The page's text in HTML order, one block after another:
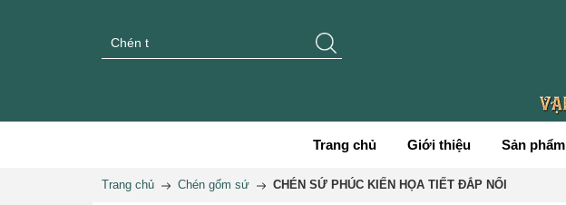
Trang chủ Giới thiệu Sản phẩm
Trang chủ Chén gốm sứ CHÉN SỨ PHÚC KIẾN HỌA TIẾT ĐẮP NỔI